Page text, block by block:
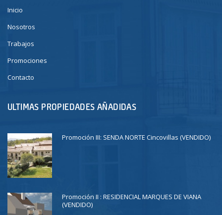
Inicio
Nosotros
Trabajos
Promociones
Contacto
ULTIMAS PROPIEDADES AÑADIDAS
Promoción III: SENDA NORTE Cincovillas (VENDIDO)
Promoción II : RESIDENCIAL MARQUES DE VIANA
(VENDIDO)